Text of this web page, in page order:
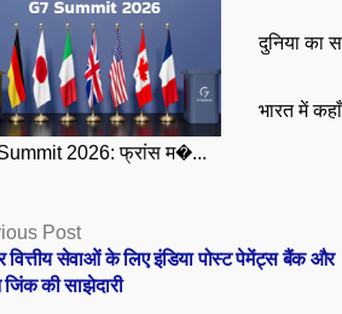
2026: फ्रांस म�...
दुनिया का
भारत में
PostPrevious
post:
सेवाओं के लिए इंडिया पोस्ट पेमेंट्स बैंक और
जिंक की साझेदारी